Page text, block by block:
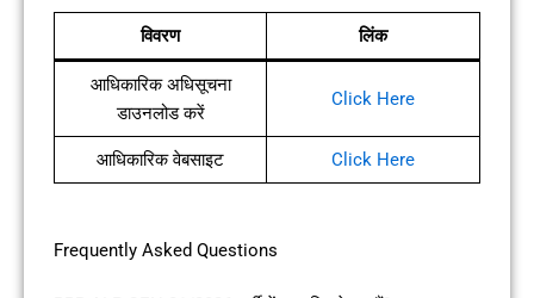
विवरण लिंक
आधिकारिक अधिसूचना
डाउनलोड करें
Click Here
आधिकारिक वेबसाइट Click Here
Frequently Asked Questions